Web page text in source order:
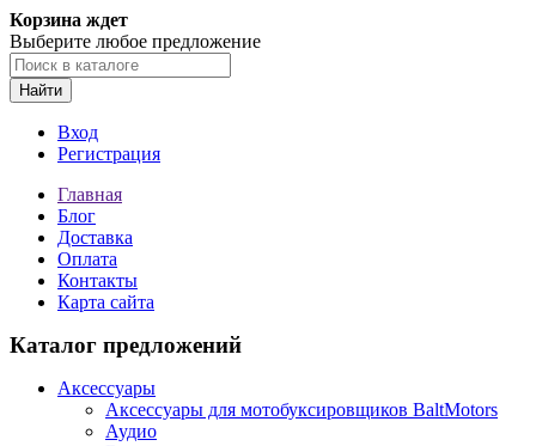
Корзина ждет
Выберите любое предложение
Найти
Вход
Регистрация
Главная
Блог
Доставка
Оплата
Контакты
Карта сайта
Каталог предложений
Аксессуары
Аксессуары для мотобуксировщиков BaltMotors
Аудио